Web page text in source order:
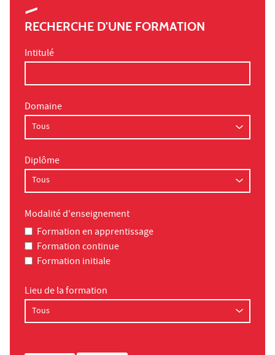
RECHERCHE D'UNE FORMATION
Intitulé
Domaine
Diplôme
Modalité d'enseignement
Formation en apprentissage
Formation continue
Formation initiale
Lieu de la formation